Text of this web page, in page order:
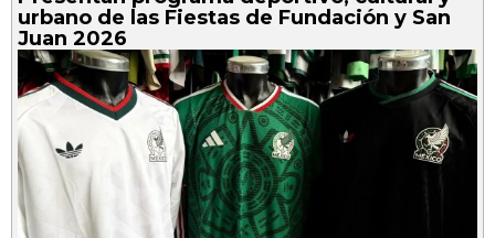
urbano de las Fiestas de Fundación y San
Juan 2026